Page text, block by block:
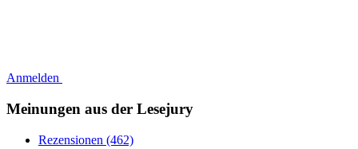
Anmelden
Meinungen aus der Lesejury
Rezensionen (462)